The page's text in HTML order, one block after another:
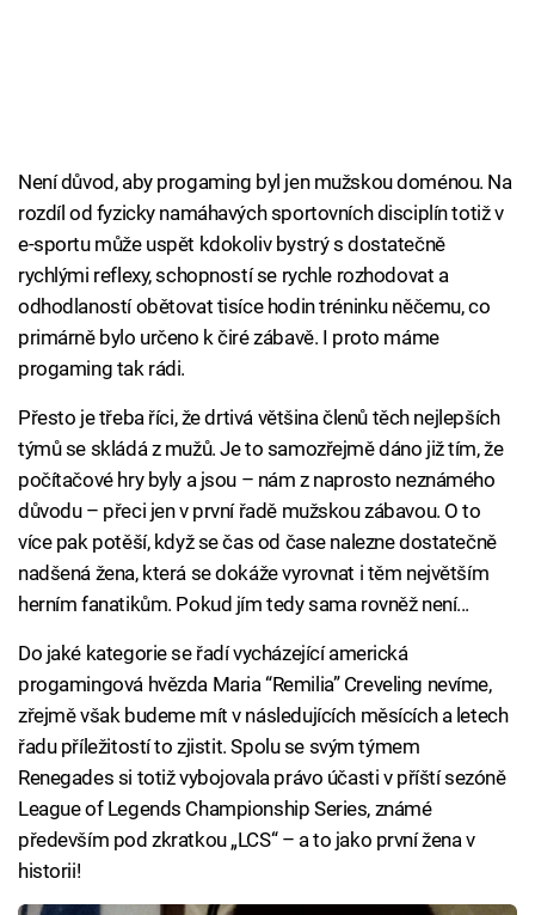
Není důvod, aby progaming byl jen mužskou doménou. Na
rozdíl od fyzicky namáhavých sportovních disciplín totiž v
e-sportu může uspět kdokoliv bystrý s dostatečně
rychlými reflexy, schopností se rychle rozhodovat a
odhodlaností obětovat tisíce hodin tréninku něčemu, co
primárně bylo určeno k čiré zábavě. I proto máme
progaming tak rádi.
Přesto je třeba říci, že drtivá většina členů těch nejlepších
týmů se skládá z mužů. Je to samozřejmě dáno již tím, že
počítačové hry byly a jsou – nám z naprosto neznámého
důvodu – přeci jen v první řadě mužskou zábavou. O to
více pak potěší, když se čas od čase nalezne dostatečně
nadšená žena, která se dokáže vyrovnat i těm největším
herním fanatikům. Pokud jím tedy sama rovněž není...
Do jaké kategorie se řadí vycházející americká
progamingová hvězda Maria “Remilia” Creveling nevíme,
zřejmě však budeme mít v následujících měsících a letech
řadu příležitostí to zjistit. Spolu se svým týmem
Renegades si totiž vybojovala právo účasti v příští sezóně
League of Legends Championship Series, známé
především pod zkratkou „LCS“ – a to jako první žena v
historii!